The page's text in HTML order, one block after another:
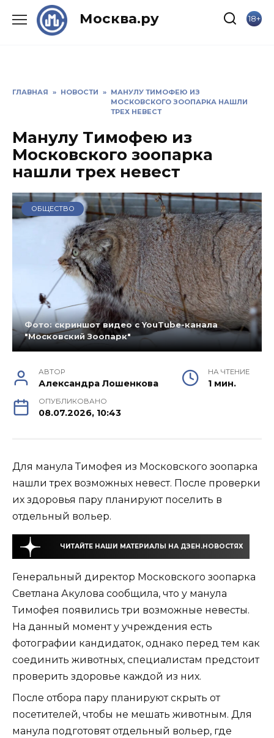
Москва.ру 18+
ГЛАВНАЯ » НОВОСТИ » МАНУЛУ ТИМОФЕЮ ИЗ
МОСКОВСКОГО ЗООПАРКА НАШЛИ
ТРЕХ НЕВЕСТ
Манулу Тимофею из
Московского зоопарка
нашли трех невест
ОБЩЕСТВО
Фото: скриншот видео с YouTube-канала
"Московский Зоопарк"
АВТОР
Александра Лошенкова
НА ЧТЕНИЕ
1 мин.
ОПУБЛИКОВАНО
08.07.2026, 10:43
Для манула Тимофея из Московского зоопарка
нашли трех возможных невест. После проверки
их здоровья пару планируют поселить в
отдельный вольер.
ЧИТАЙТЕ НАШИ МАТЕРИАЛЫ НА ДЗЕН.НОВОСТЯХ
Генеральный директор Московского зоопарка
Светлана Акулова сообщила, что у манула
Тимофея появились три возможные невесты.
На данный момент у учреждения есть
фотографии кандидаток, однако перед тем как
соединить животных, специалистам предстоит
проверить здоровье каждой из них.
После отбора пару планируют скрыть от
посетителей, чтобы не мешать животным. Для
манула подготовят отдельный вольер, где